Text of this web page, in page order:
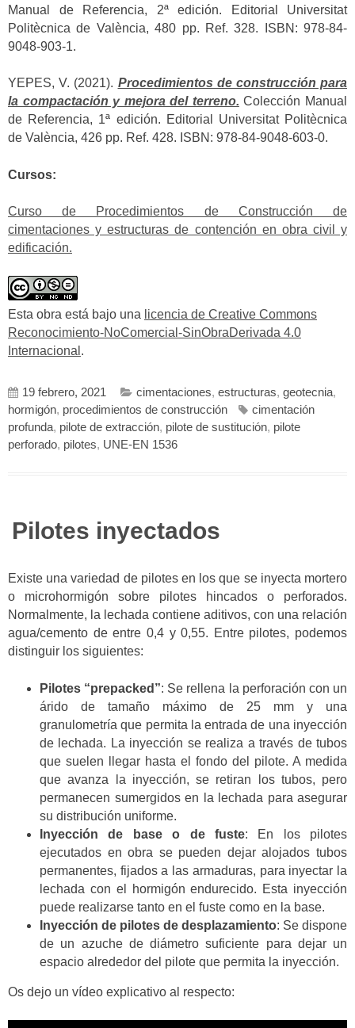
Manual de Referencia, 2ª edición. Editorial Universitat
Politècnica de València, 480 pp. Ref. 328. ISBN: 978-84-
9048-903-1.
YEPES, V. (2021). Procedimientos de construcción para
la compactación y mejora del terreno. Colección Manual
de Referencia, 1ª edición. Editorial Universitat Politècnica
de València, 426 pp. Ref. 428. ISBN: 978-84-9048-603-0.
Cursos:
Curso de Procedimientos de Construcción de
cimentaciones y estructuras de contención en obra civil y
edificación.
Esta obra está bajo una licencia de Creative Commons
Reconocimiento-NoComercial-SinObraDerivada 4.0
Internacional .
19 febrero, 2021 cimentaciones, estructuras, geotecnia,
hormigón, procedimientos de construcción
cimentación
profunda, pilote de extracción, pilote de sustitución, pilote
perforado, pilotes, UNE-EN 1536
Pilotes inyectados
Existe una variedad de pilotes en los que se inyecta mortero
o microhormigón sobre pilotes hincados o perforados.
Normalmente, la lechada contiene aditivos, con una relación
agua/cemento de entre 0,4 y 0,55. Entre pilotes, podemos
distinguir los siguientes:
Pilotes “prepacked”: Se rellena la perforación con un
árido de tamaño máximo de 25 mm y una
granulometría que permita la entrada de una inyección
de lechada. La inyección se realiza a través de tubos
que suelen llegar hasta el fondo del pilote. A medida
que avanza la inyección, se retiran los tubos, pero
permanecen sumergidos en la lechada para asegurar
su distribución uniforme.
Inyección de base o de fuste: En los pilotes
ejecutados en obra se pueden dejar alojados tubos
permanentes, fijados a las armaduras, para inyectar la
lechada con el hormigón endurecido. Esta inyección
puede realizarse tanto en el fuste como en la base.
Inyección de pilotes de desplazamiento: Se dispone
de un azuche de diámetro suficiente para dejar un
espacio alrededor del pilote que permita la inyección.
Os dejo un vídeo explicativo al respecto: